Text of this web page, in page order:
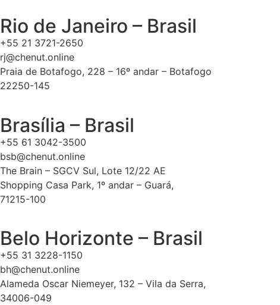
Rio de Janeiro – Brasil
+55 21 3721-2650
rj@chenut.online
Praia de Botafogo, 228 – 16º andar – Botafogo
22250-145
Brasília – Brasil
+55 61 3042-3500
bsb@chenut.online
The Brain – SGCV Sul, Lote 12/22 AE
Shopping Casa Park, 1º andar – Guará,
71215-100
Belo Horizonte – Brasil
+55 31 3228-1150
bh@chenut.online
Alameda Oscar Niemeyer, 132 – Vila da Serra,
34006-049